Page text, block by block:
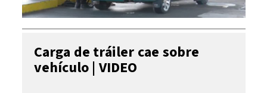
Carga de tráiler cae sobre
vehículo | VIDEO